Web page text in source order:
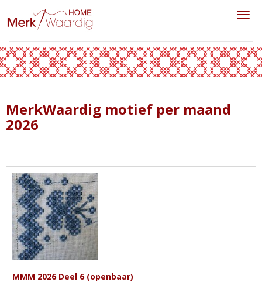
MerkWaardig motief per maand
2026
MMM 2026 Deel 6 (openbaar)